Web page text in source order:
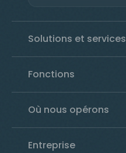
Solutions et services
Fonctions
Où nous opérons
Entreprise